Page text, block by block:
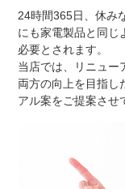
24時間365日、休み
にも家電製品と同じ
必要とされます。
当店では、リニュー
両方の向上を目指し
アル案をご提案させ